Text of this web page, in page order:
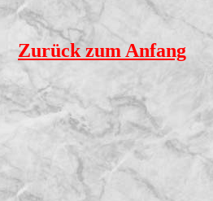
Zurück zum Anfang